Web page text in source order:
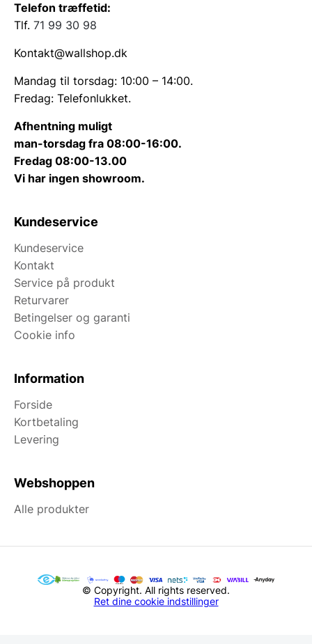
Telefon træffetid:
Tlf. 71 99 30 98
Kontakt@wallshop.dk
Mandag til torsdag: 10:00 – 14:00.
Fredag: Telefonlukket.
Afhentning muligt
man-torsdag fra 08:00-16:00.
Fredag 08:00-13.00
Vi har ingen showroom.
Kundeservice
Kundeservice
Kontakt
Service på produkt
Returvarer
Betingelser og garanti
Cookie info
Information
Forside
Kortbetaling
Levering
Webshoppen
Alle produkter
© Copyright. All rights reserved.
Ret dine cookie indstillinger